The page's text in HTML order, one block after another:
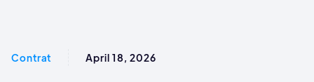
Contrat April 18, 2026